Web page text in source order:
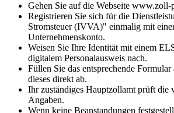
Gehen Sie auf die Webseite www.zoll-
Registrieren Sie sich für die
Stromsteuer (IVVA)" einmalig mit
Unternehmenskonto.
Weisen Sie Ihre Identität mit einem
digitalem Personalausweis nach.
Füllen Sie das entsprechende Formular
dieses direkt ab.
Ihr zuständiges Hauptzollamt prüft die
Angaben.
Wenn keine Beanstandungen